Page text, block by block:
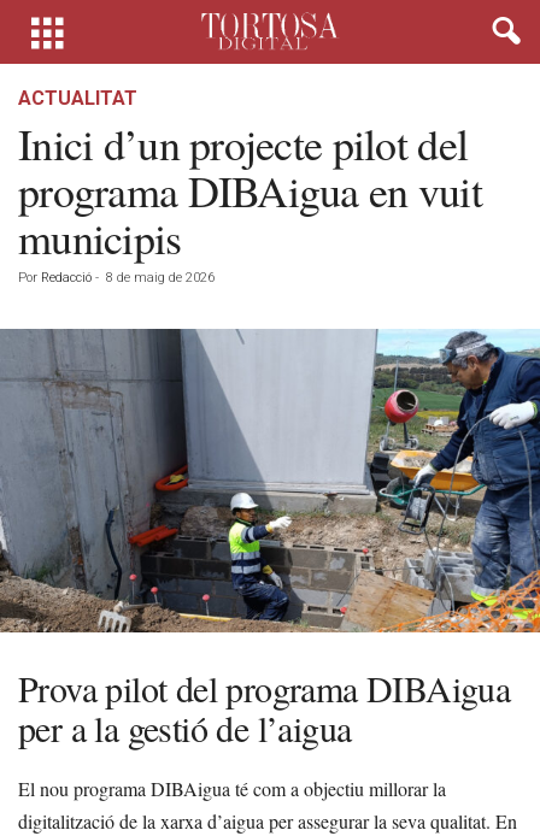
ACTUALITAT
Inici d’un projecte pilot del
programa DIBAigua en vuit
municipis
Por Redacció - 8 de maig de 2026
Prova pilot del programa DIBAigua
per a la gestió de l’aigua
El nou programa DIBAigua té com a objectiu millorar la
digitalització de la xarxa d’aigua per assegurar la seva qualitat. En